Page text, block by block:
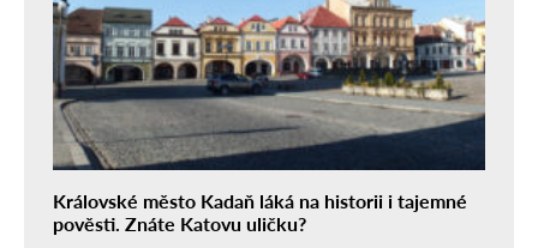
Královské město Kadaň láká na historii i tajemné
pověsti. Znáte Katovu uličku?